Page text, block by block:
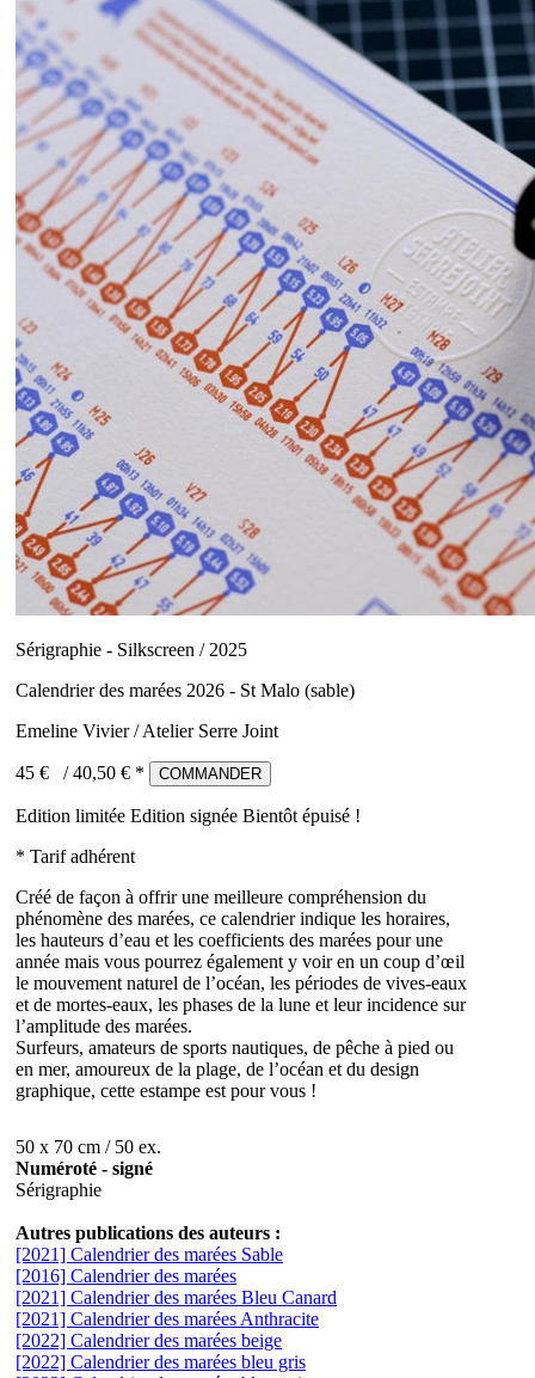
Sérigraphie - Silkscreen / 2025
Calendrier des marées 2026 - St Malo (sable)
Emeline Vivier / Atelier Serre Joint
45 € /40,50 € * COMMANDER
Edition limitée Edition signée Bientôt épuisé !
* Tarif adhérent
Créé de façon à offrir une meilleure compréhension du
phénomène des marées, ce calendrier indique les horaires,
les hauteurs d’eau et les coefficients des marées pour une
année mais vous pourrez également y voir en un coup d’œil
le mouvement naturel de l’océan, les périodes de vives-eaux
et de mortes-eaux, les phases de la lune et leur incidence sur
l’amplitude des marées.
Surfeurs, amateurs de sports nautiques, de pêche à pied ou
en mer, amoureux de la plage, de l’océan et du design
graphique, cette estampe est pour vous !
50 x 70 cm / 50 ex.
Numéroté - signé
Sérigraphie
Autres publications des auteurs :
[2021] Calendrier des marées Sable
[2016] Calendrier des marées
[2021] Calendrier des marées Bleu Canard
[2021] Calendrier des marées Anthracite
[2022] Calendrier des marées beige
[2022] Calendrier des marées bleu gris